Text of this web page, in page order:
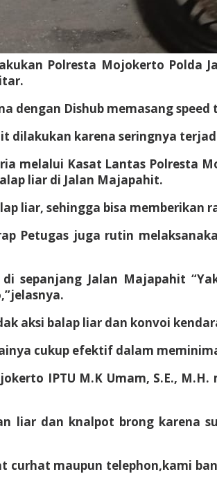
Polresta Mojokerto
dengan Dishub memasang
dilakukan karena seringnya
melalui Kasat Lantas Polresta
liar di Jalan Majapahit.
liar, sehingga bisa memberikan
Petugas juga rutin
sepanjang Jalan Majapahit
aksi balap liar dan konvoi
cukup efektif dalam
IPTU M.K Umam, S.E.,
liar dan knalpot brong karena
curhat maupun telephon,kami